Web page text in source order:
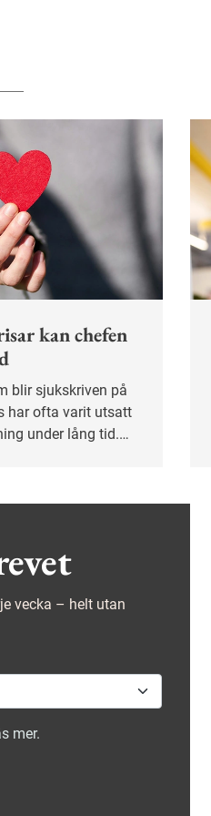
kan chefen
har ofta varit utsatt
under lång tid.
och visa öppenhet
vecka – helt utan
mer.